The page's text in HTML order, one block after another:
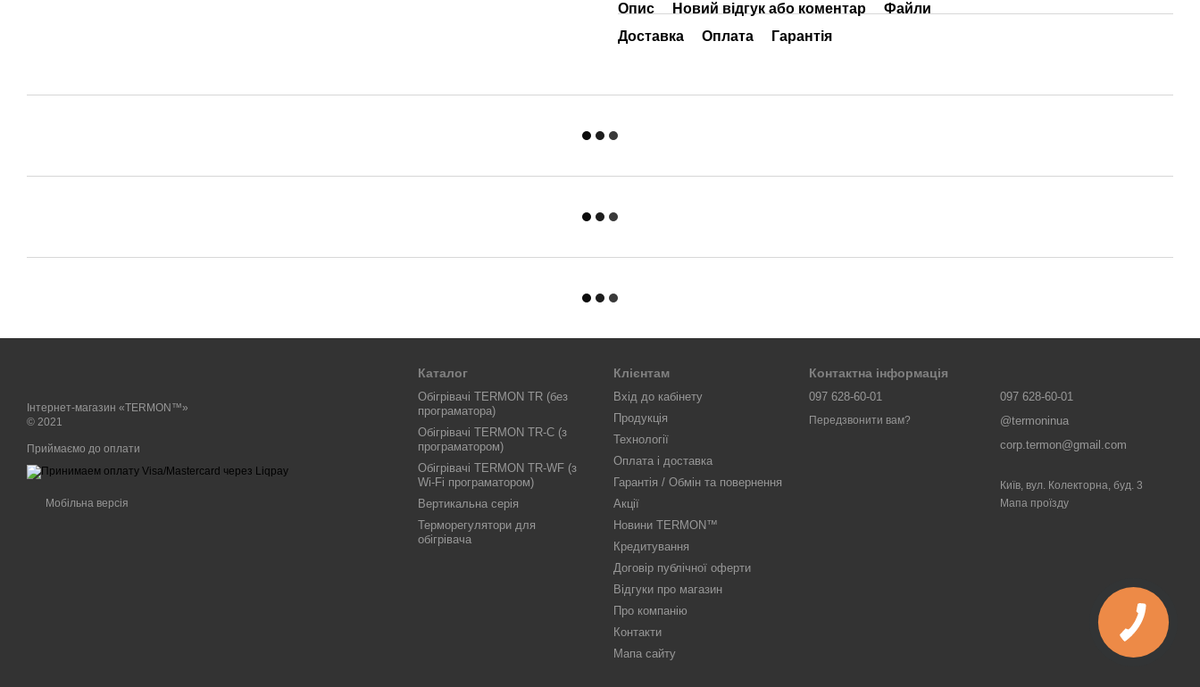
Опис Новий відгук або коментар
Файли
Доставка
Оплата Гарантія
Інтернет-магазин «TERMON™»
© 2021
Приймаємо до оплати
Мобільна версія
Каталог
Обігрівачі TERMON TR (без
програматора)
Обігрівачі TERMON TR-C (з
програматором)
Обігрівачі TERMON TR-WF (з
Wi-Fi програматором)
Вертикальна серія
Терморегулятори для
обігрівача
Клієнтам
Вхід до кабінету
Продукція
Технології
Оплата і доставка
Гарантія / Обмін та повернення
Акції
Новини TERMON™
Кредитування
Договір публічної оферти
Відгуки про магазин
Про компанію
Контакти
Мапа сайту
Контактна інформація
097 628-60-01
Передзвонити вам?
097 628-60-01
@termoninua
corp.termon@gmail.com
Київ, вул. Колекторна, буд. 3
Мапа проїзду